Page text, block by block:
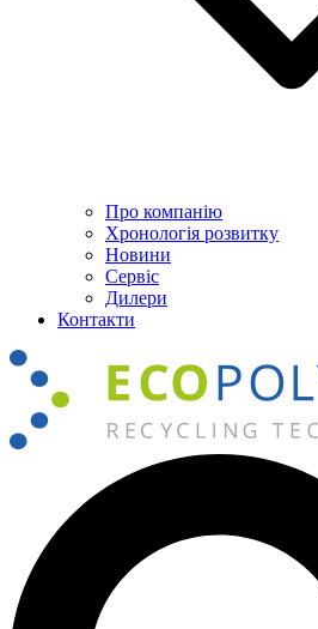
Про компанію
Хронологія розвитку
Новини
Сервіс
Дилери
Контакти